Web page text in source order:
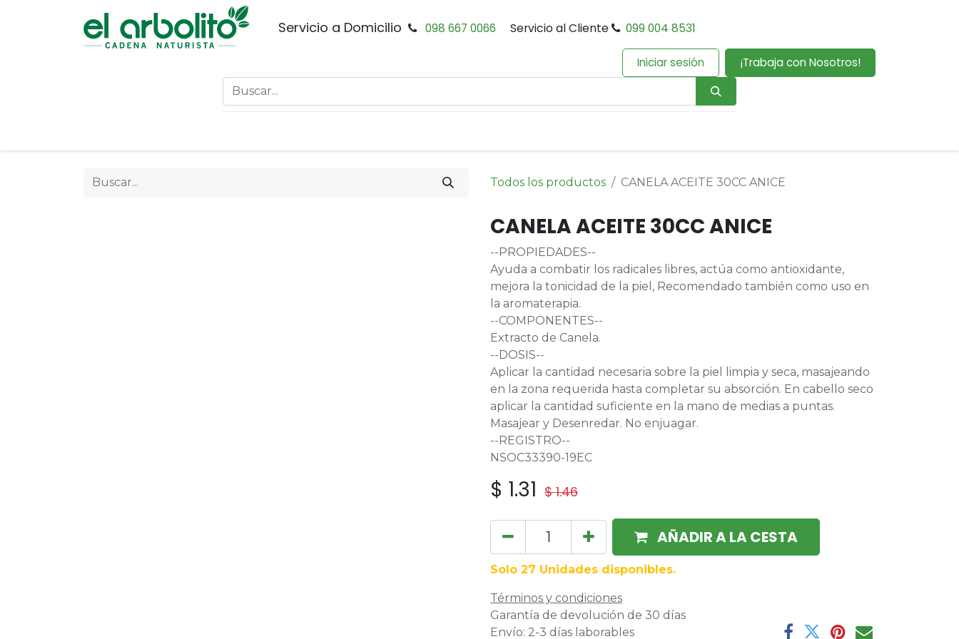
Servicio a Domicilio 098 667 0066 Servicio al Cliente 099 004 8531
Iniciar sesión ¡Trabaja con Nosotros!
Todos los productos CANELA ACEITE 30CC ANICE
CANELA ACEITE 30CC ANICE
--PROPIEDADES--
Ayuda a combatir los radicales libres, actúa como antioxidante,
mejora la tonicidad de la piel, Recomendado también como uso en
la aromaterapia.
--COMPONENTES--
Extracto de Canela.
--DOSIS--
Aplicar la cantidad necesaria sobre la piel limpia y seca, masajeando
en la zona requerida hasta completar su absorción. En cabello seco
aplicar la cantidad suficiente en la mano de medias a puntas.
Masajear y Desenredar. No enjuagar.
--REGISTRO--
NSOC33390-19EC
$ 1.31 $1.46
AÑADIR A LA CESTA
Solo 27 Unidades disponibles.
Términos y condiciones
Garantía de devolución de 30 días
Envío: 2-3 días laborables